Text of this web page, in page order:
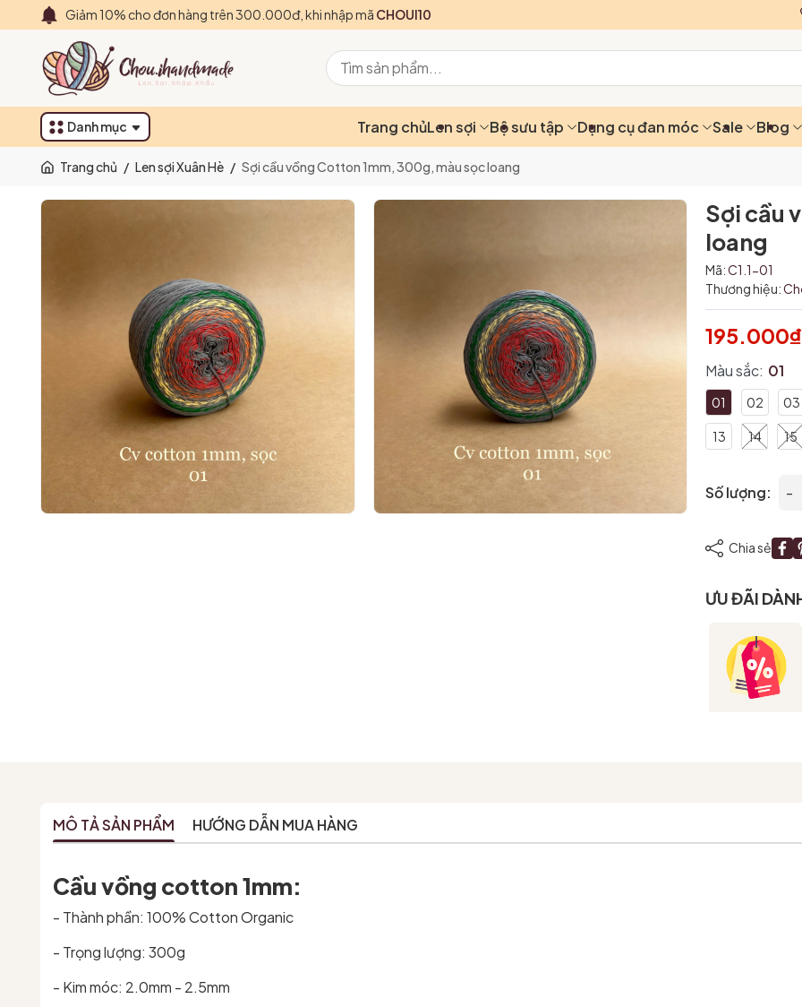
Giảm 10% cho đơn hàng trên 300.000đ, khi nhập mã CHOUI10
Danh mục Trang chủLen sợi Bộ sưu tập Dụng cụ đan móc Sale Blog
Trang chủ / Len sợi Xuân Hè / Sợi cầu vồng Cotton 1mm, 300g, màu sọc loang
Sợi cầu
loang
Mã:C1.1-01
Thương hiệu:
195.000₫
Màu sắc: 01
01 02 03
13 14 15
Số lượng: -
Chia sẻ
ƯU ĐÃI
MÔ TẢ SẢN PHẨM HƯỚNG DẪN MUA HÀNG
Cầu vồng cotton 1mm:
- Thành phần: 100% Cotton Organic
- Trọng lượng: 300g
- Kim móc: 2.0mm - 2.5mm
Mã giảm giá: